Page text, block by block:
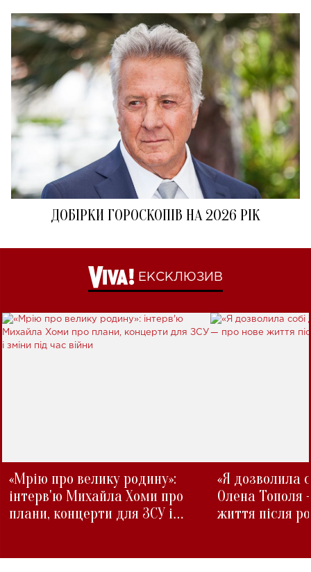
ДОБІРКИ ГОРОСКОПІВ НА 2026 РІК
ЕКСКЛЮЗИВ
«Мрію про велику родину»:
інтерв'ю Михайла Хоми про
плани, концерти для ЗСУ і
«Я дозволила
Олена Тополя
життя після